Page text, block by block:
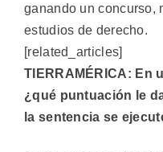
ganando un concurso,
estudios de derecho.
[related_articles]
TIERRAMÉRICA: En
¿qué puntuación le
la sentencia se